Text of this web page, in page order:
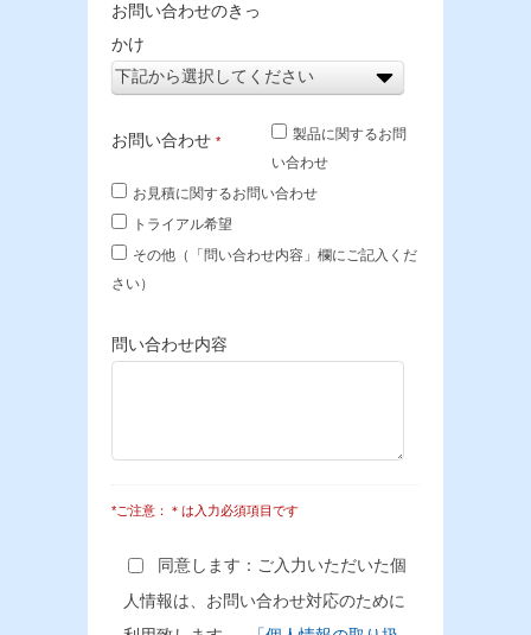
お問い合わせのきっ
かけ
お問い合わせ *
製品に関するお問
い合わせ
お見積に関するお問い合わせ
トライアル希望
その他（「問い合わせ内容」欄にご記入くだ
さい）
問い合わせ内容
*ご注意：＊は入力必須項目です
同意します：ご入力いただいた個
人情報は、お問い合わせ対応のために